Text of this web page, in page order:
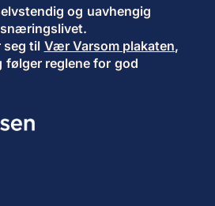
og uavhengig
seg til Vær Varsom plakaten,
følger reglene for god